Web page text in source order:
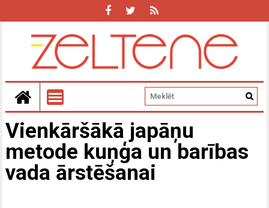
Vienkāršākā japāņu
metode kuņģa un barības
vada ārstēšanai